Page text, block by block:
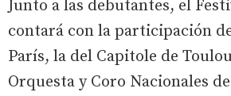
Junto a las debutantes, el
contará con la participación
París, la del Capitole de
Orquesta y Coro Nacionales